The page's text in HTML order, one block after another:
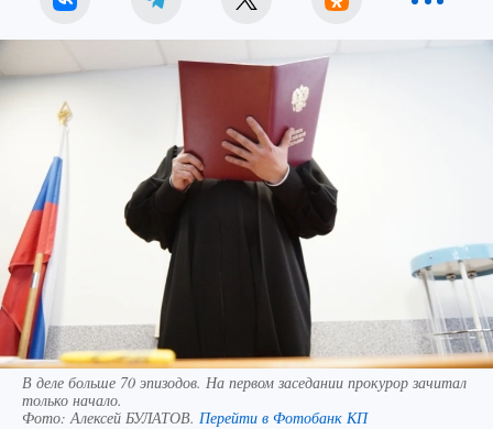
В деле больше 70 эпизодов. На первом заседании прокурор зачитал
только начало.
Фото:Алексей БУЛАТОВ. Перейти в Фотобанк КП